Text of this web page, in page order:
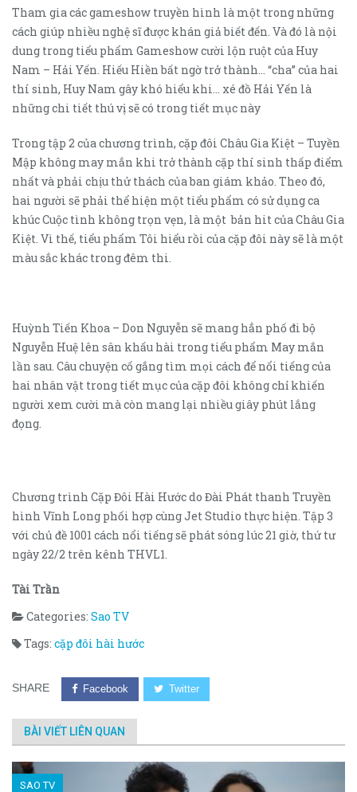
Tham gia các gameshow truyền hình là một trong những
cách giúp nhiều nghệ sĩ được khán giả biết đến. Và đó là nội
dung trong tiểu phẩm Gameshow cười lộn ruột của Huy
Nam – Hải Yến. Hiếu Hiền bất ngờ trở thành… “cha” của hai
thí sinh, Huy Nam gây khó hiểu khi… xé đồ Hải Yến là
những chi tiết thú vị sẽ có trong tiết mục này
Trong tập 2 của chương trình, cặp đôi Châu Gia Kiệt – Tuyền
Mập không may mắn khi trở thành cặp thí sinh thấp điểm
nhất và phải chịu thử thách của ban giám khảo. Theo đó,
hai người sẽ phải thể hiện một tiểu phẩm có sử dụng ca
khúc Cuộc tình không trọn vẹn, là một bản hit của Châu Gia
Kiệt. Vì thế, tiểu phẩm Tôi hiểu rồi của cặp đôi này sẽ là một
màu sắc khác trong đêm thi.
Huỳnh Tiến Khoa – Don Nguyễn sẽ mang hẳn phố đi bộ
Nguyễn Huệ lên sân khấu hài trong tiểu phẩm May mắn
lần sau. Câu chuyện cố gắng tìm mọi cách để nổi tiếng của
hai nhân vật trong tiết mục của cặp đôi không chỉ khiến
người xem cười mà còn mang lại nhiều giây phút lắng
đọng.
Chương trình Cặp Đôi Hài Hước do Đài Phát thanh Truyền
hình Vĩnh Long phối hợp cùng Jet Studio thực hiện. Tập 3
với chủ đề 1001 cách nổi tiếng sẽ phát sóng lúc 21 giờ, thứ tư
ngày 22/2 trên kênh THVL1.
Tài Trần
Categories: Sao TV
Tags: cặp đôi hài hước
SHARE Facebook Twitter
BÀI VIẾT LIÊN QUAN
SAO TV